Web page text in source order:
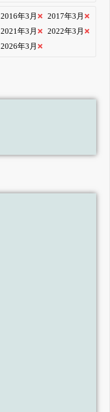
2016年3月
2017年3月
2021年3月
2022年3月
2026年3月